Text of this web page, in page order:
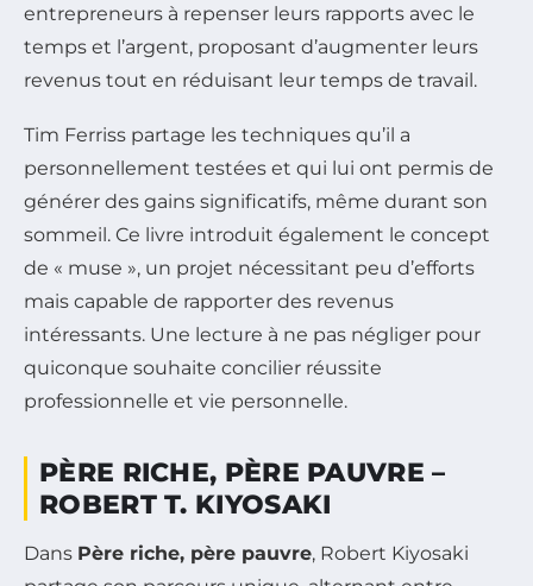
entrepreneurs à repenser leurs rapports avec le
temps et l’argent, proposant d’augmenter leurs
revenus tout en réduisant leur temps de travail.
Tim Ferriss partage les techniques qu’il a
personnellement testées et qui lui ont permis de
générer des gains significatifs, même durant son
sommeil. Ce livre introduit également le concept
de « muse », un projet nécessitant peu d’efforts
mais capable de rapporter des revenus
intéressants. Une lecture à ne pas négliger pour
quiconque souhaite concilier réussite
professionnelle et vie personnelle.
PÈRE RICHE, PÈRE PAUVRE –
ROBERT T. KIYOSAKI
Dans Père riche, père pauvre, Robert Kiyosaki